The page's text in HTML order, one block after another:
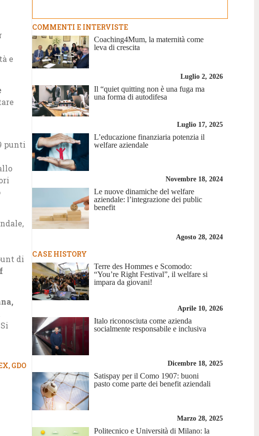
e
punti
di
, GDO
COMMENTI E INTERVISTE
Coaching4Mum, la maternità come
leva di crescita
Luglio 2, 2026
Il “quiet quitting non è una fuga ma
una forma di autodifesa
Luglio 17, 2025
L’educazione finanziaria potenzia il
welfare aziendale
Novembre 18, 2024
Le nuove dinamiche del welfare
aziendale: l’integrazione dei public
benefit
Agosto 28, 2024
CASE HISTORY
Terre des Hommes e Scomodo:
“You’re Right Festival”, il welfare si
impara da giovani!
Aprile 10, 2026
Italo riconosciuta come azienda
socialmente responsabile e inclusiva
Dicembre 18, 2025
Satispay per il Como 1907: buoni
pasto come parte dei benefit aziendali
Marzo 28, 2025
Politecnico e Università di Milano: la